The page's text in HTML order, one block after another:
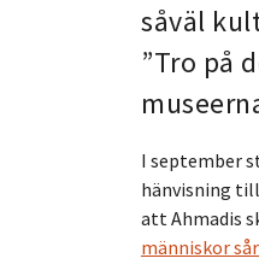
såväl
”Tro på
I september
hänvisning
att Ahmadis
människor